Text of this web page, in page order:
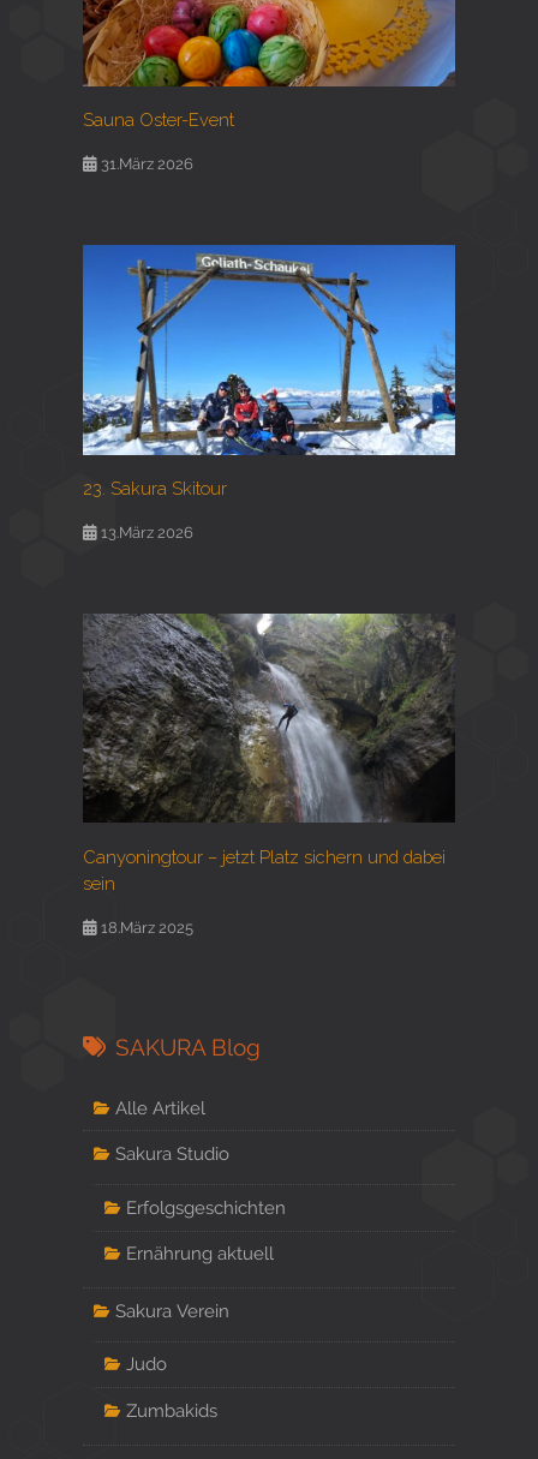
Sauna Oster-Event
31.März 2026
23. Sakura Skitour
13.März 2026
Canyoningtour – jetzt Platz sichern und dabei
sein
18.März 2025
SAKURA Blog
Alle Artikel
Sakura Studio
Erfolgsgeschichten
Ernährung aktuell
Sakura Verein
Judo
Zumbakids